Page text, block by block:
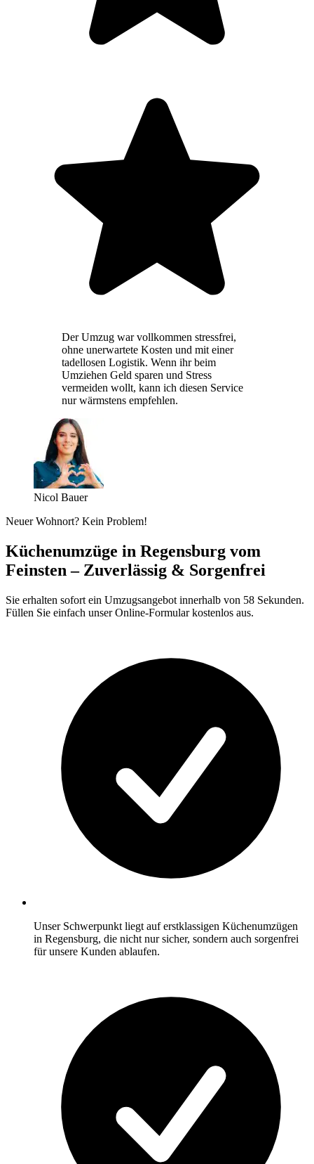
Der Umzug war vollkommen stressfrei,
ohne unerwartete Kosten und mit einer
tadellosen Logistik. Wenn ihr beim
Umziehen Geld sparen und Stress
vermeiden wollt, kann ich diesen Service
nur wärmstens empfehlen.
Nicol Bauer
Neuer Wohnort? Kein Problem!
Küchenumzüge in Regensburg vom
Feinsten – Zuverlässig & Sorgenfrei
Sie erhalten sofort ein Umzugsangebot innerhalb von 58 Sekunden.
Füllen Sie einfach unser Online-Formular kostenlos aus.
Unser Schwerpunkt liegt auf erstklassigen Küchenumzügen
in Regensburg, die nicht nur sicher, sondern auch sorgenfrei
für unsere Kunden ablaufen.